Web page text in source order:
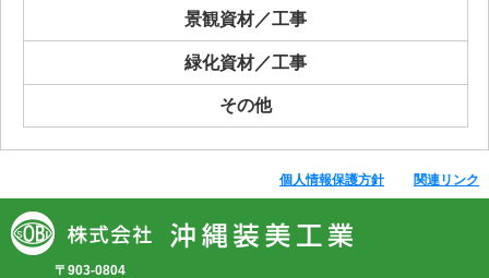
景観資材／工事
緑化資材／工事
その他
個人情報保護方針 関連リンク
〒903-0804